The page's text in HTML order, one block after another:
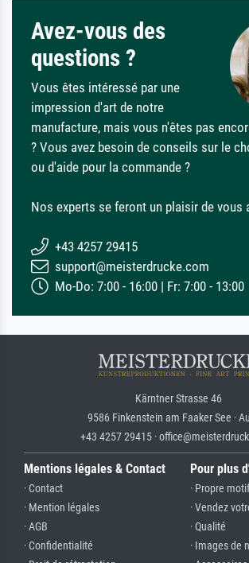
Avez-vous des
questions ?
Vous êtes intéressé par une
impression d'art de notre
manufacture, mais vous n'êtes pas
? Vous avez besoin de conseils sur le
ou d'aide pour la commande ?
Nos experts se feront un plaisir de vous
+43 4257 29415
support@meisterdrucke.com
Mo-Do: 7:00 - 16:00 | Fr: 7:00 - 13:00
Kärntner Strasse 46
9586 Finkenstein am Faaker See ·
+43 4257 29415 ·
Mentions légales & Contact
· Contact
· Mention légales
· AGB
· Confidentialité
Pour plus
· Propre motif
· Vendez
· Qualité
· Images de